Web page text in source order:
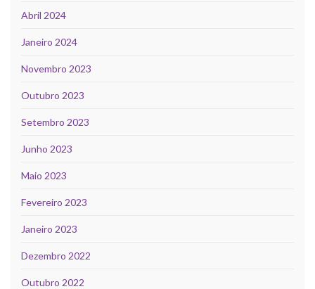
Abril 2024
Janeiro 2024
Novembro 2023
Outubro 2023
Setembro 2023
Junho 2023
Maio 2023
Fevereiro 2023
Janeiro 2023
Dezembro 2022
Outubro 2022